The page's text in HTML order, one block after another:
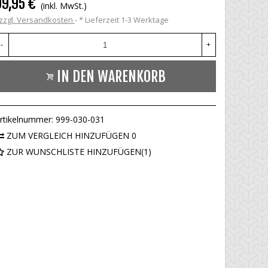
€ (inkl. MwSt.)
Versandkosten * Lieferzeit 1-3 Werktage
- +
IN DEN WARENKORB
999-030-031
ZUM VERGLEICH HINZUFÜGEN 0
ZUR WUNSCHLISTE HINZUFÜGEN(1 )